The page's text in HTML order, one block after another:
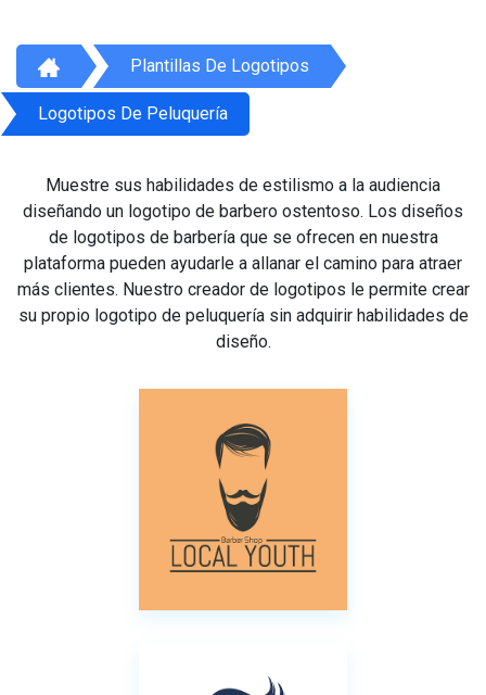
Plantillas De Logotipos
Logotipos De Peluquería
Muestre sus habilidades de estilismo a la audiencia
diseñando un logotipo de barbero ostentoso. Los diseños
de logotipos de barbería que se ofrecen en nuestra
plataforma pueden ayudarle a allanar el camino para atraer
más clientes. Nuestro creador de logotipos le permite crear
su propio logotipo de peluquería sin adquirir habilidades de
diseño.